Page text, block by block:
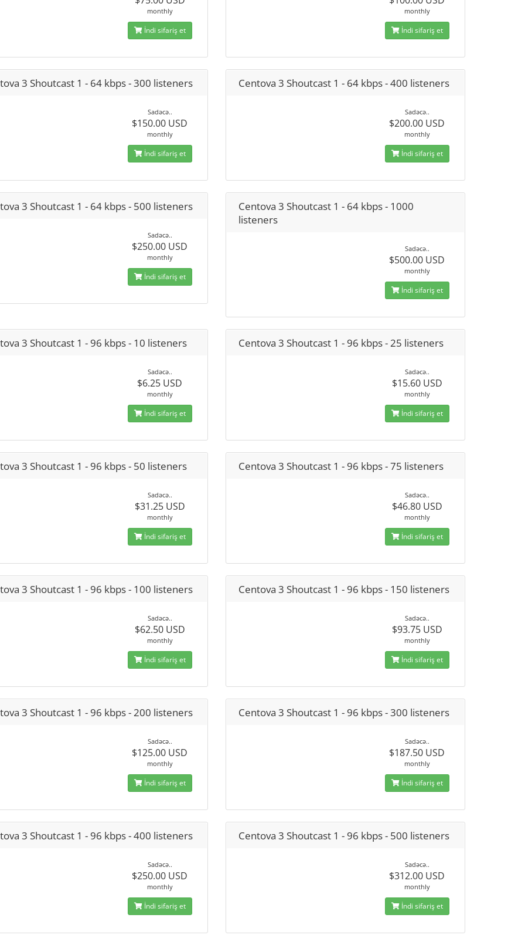
monthly
İndi sifariş et
monthly
İndi sifariş et
3 Shoutcast 1 - 64 kbps - 300 listeners
Sadəcə..
$150.00 USD
monthly
İndi sifariş et
Centova 3 Shoutcast 1 - 64 kbps - 400 listeners
Sadəcə..
$200.00 USD
monthly
İndi sifariş et
3 Shoutcast 1 - 64 kbps - 500 listeners
Sadəcə..
$250.00 USD
monthly
İndi sifariş et
Centova 3 Shoutcast 1 - 64 kbps - 1000
listeners
Sadəcə..
$500.00 USD
monthly
İndi sifariş et
3 Shoutcast 1 - 96 kbps - 10 listeners
Sadəcə..
$6.25 USD
monthly
İndi sifariş et
Centova 3 Shoutcast 1 - 96 kbps - 25 listeners
Sadəcə..
$15.60 USD
monthly
İndi sifariş et
3 Shoutcast 1 - 96 kbps - 50 listeners
Sadəcə..
$31.25 USD
monthly
İndi sifariş et
Centova 3 Shoutcast 1 - 96 kbps - 75 listeners
Sadəcə..
$46.80 USD
monthly
İndi sifariş et
3 Shoutcast 1 - 96 kbps - 100 listeners
Sadəcə..
$62.50 USD
monthly
İndi sifariş et
Centova 3 Shoutcast 1 - 96 kbps - 150 listeners
Sadəcə..
$93.75 USD
monthly
İndi sifariş et
3 Shoutcast 1 - 96 kbps - 200 listeners
Sadəcə..
$125.00 USD
monthly
İndi sifariş et
Centova 3 Shoutcast 1 - 96 kbps - 300 listeners
Sadəcə..
$187.50 USD
monthly
İndi sifariş et
3 Shoutcast 1 - 96 kbps - 400 listeners
Sadəcə..
$250.00 USD
monthly
İndi sifariş et
Centova 3 Shoutcast 1 - 96 kbps - 500 listeners
Sadəcə..
$312.00 USD
monthly
İndi sifariş et